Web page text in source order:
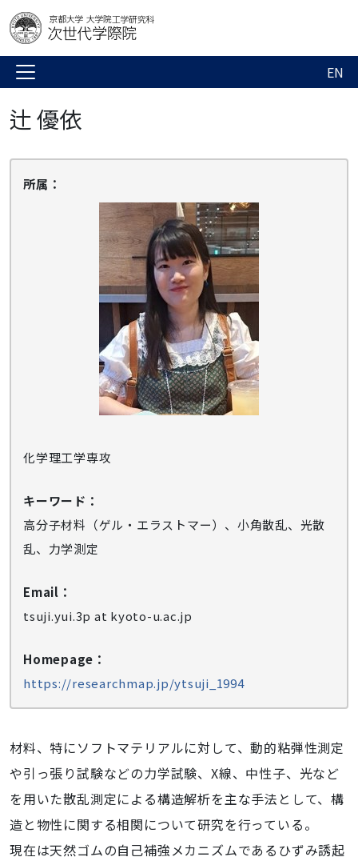
EN
辻 優依
所属：
化学理工学専攻
キーワード：
高分子材料（ゲル・エラストマー）、小角散乱、光散
乱、力学測定
Email：
tsuji.yui.3p at kyoto-u.ac.jp
Homepage：
https://researchmap.jp/ytsuji_1994
材料、特にソフトマテリアルに対して、動的粘弾性測定
や引っ張り試験などの力学試験、X線、中性子、光など
を用いた散乱測定による構造解析を主な手法として、構
造と物性に関する相関について研究を行っている。
現在は天然ゴムの自己補強メカニズムであるひずみ誘起